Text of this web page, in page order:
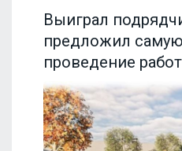
Выиграл
предложил
проведение работ